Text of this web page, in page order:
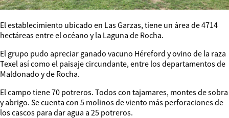
El establecimiento ubicado en Las Garzas, tiene un área de 4714
hectáreas entre el océano y la Laguna de Rocha.
El grupo pudo apreciar ganado vacuno Héreford y ovino de la raza
Texel así como el paisaje circundante, entre los departamentos de
Maldonado y de Rocha.
El campo tiene 70 potreros. Todos con tajamares, montes de sobra
y abrigo. Se cuenta con 5 molinos de viento más perforaciones de
los cascos para dar agua a 25 potreros.